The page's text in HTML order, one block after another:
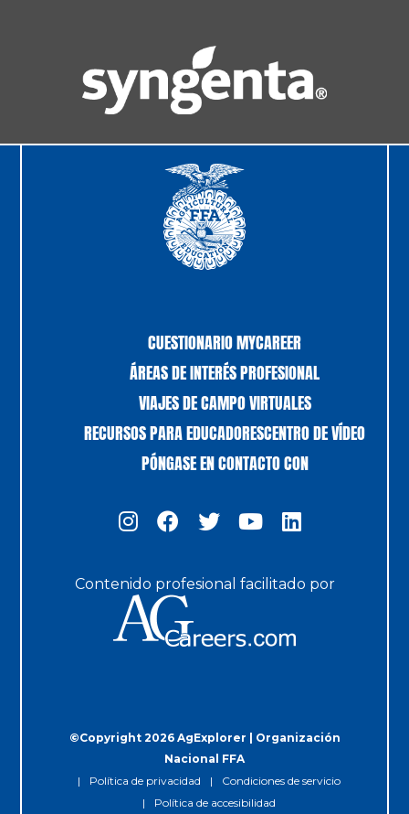
CUESTIONARIO MYCAREER
ÁREAS DE INTERÉS PROFESIONAL
VIAJES DE CAMPO VIRTUALES
RECURSOS PARA EDUCADORESCENTRO DE VÍDEO
PÓNGASE EN CONTACTO CON
Contenido profesional facilitado por
©Copyright 2026 AgExplorer | Organización
Nacional FFA
Política de privacidad
Condiciones de servicio
Política de accesibilidad